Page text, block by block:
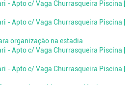
organização na estadia